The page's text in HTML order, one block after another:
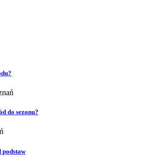
do sezonu?
podstaw